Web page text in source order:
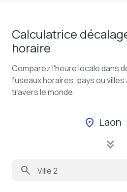
Calculatrice
horaire
Comparez l'heure locale dans
fuseaux horaires, pays ou villes
travers le monde.
location_on Laon
keyboard_double_arrow_down
search